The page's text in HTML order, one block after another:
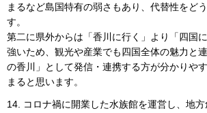
まるなど島国特有の弱さもあり、代替性をど
す。
第二に県外からは「香川に行く」より「四国
強いため、観光や産業でも四国全体の魅力と
の香川」として発信・連携する方が分かりや
まると思います。
14. コロナ禍に開業した水族館を運営し、地